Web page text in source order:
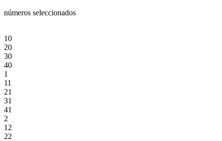
números seleccionados
10
20
30
40
1
11
21
31
41
2
12
22